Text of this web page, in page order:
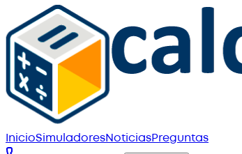
InicioSimuladoresNoticiasPreguntas